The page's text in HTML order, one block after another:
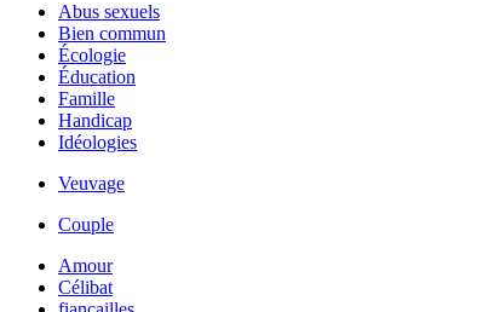
Abus sexuels
Bien commun
Écologie
Éducation
Famille
Handicap
Idéologies
Veuvage
Couple
Amour
Célibat